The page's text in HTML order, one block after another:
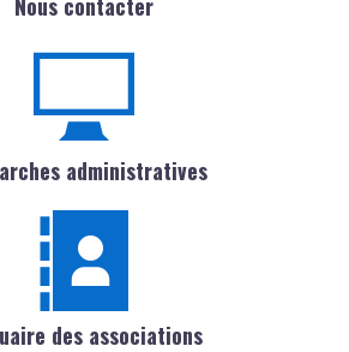
administratives
des associations